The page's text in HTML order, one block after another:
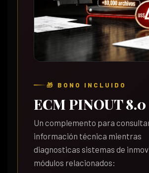
🎁 BONO INCLUIDO
ECM PINOUT 8.0
Un complemento para
información técnica mientras
diagnosticas sistemas de
módulos relacionados: